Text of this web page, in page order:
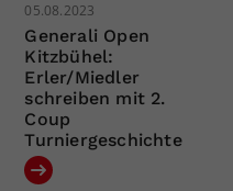
05.08.2023
Generali Open
Kitzbühel:
Erler/Miedler
schreiben mit 2.
Coup
Turniergeschichte